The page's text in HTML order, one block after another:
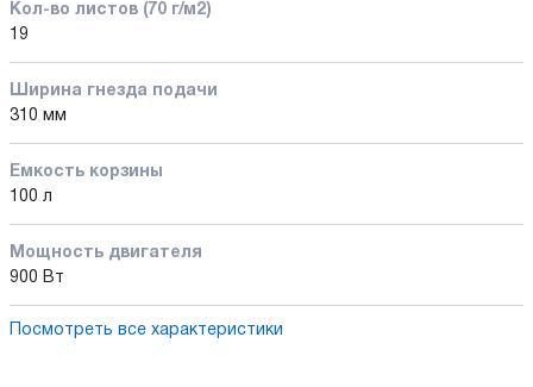
Кол-во листов (70 г/м2)
19
Ширина гнезда подачи
310 мм
Емкость корзины
100 л
Мощность двигателя
900 Вт
Посмотреть все характеристики